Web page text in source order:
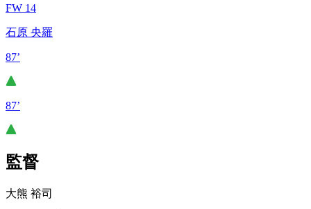
FW 14
石原 央羅
87’
87’
監督
大熊 裕司